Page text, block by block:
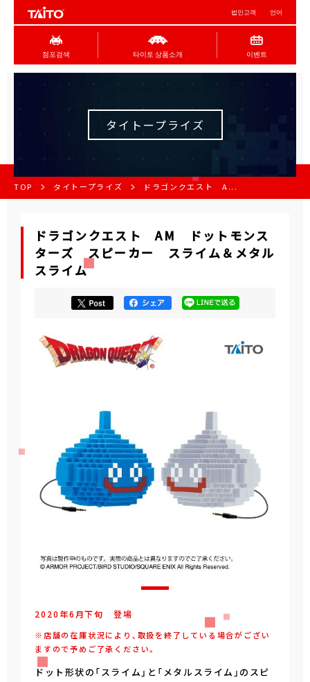
법인고객 언어
점포검색 타이토 상품소개 이벤트
タイトープライズ
TOP タイトープライズ ドラゴンクエスト A...
ドラゴンクエスト AM ドットモンス
ターズ スピーカー スライム＆メタル
スライム
2020年6 月下旬 登場
※店舗の在庫状況により、取扱を終了している場合がござい
ますので予めご了承ください。
ドット形状の「スライム」と「メタルスライム」のスピ